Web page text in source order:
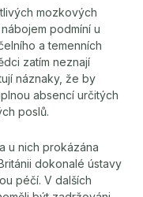
mozkových
podmíní u
a temenních
zatím neznají
náznaky, že by
absencí určitých
poslů.
u nich prokázána
dokonalé ústavy
péčí. V dalších